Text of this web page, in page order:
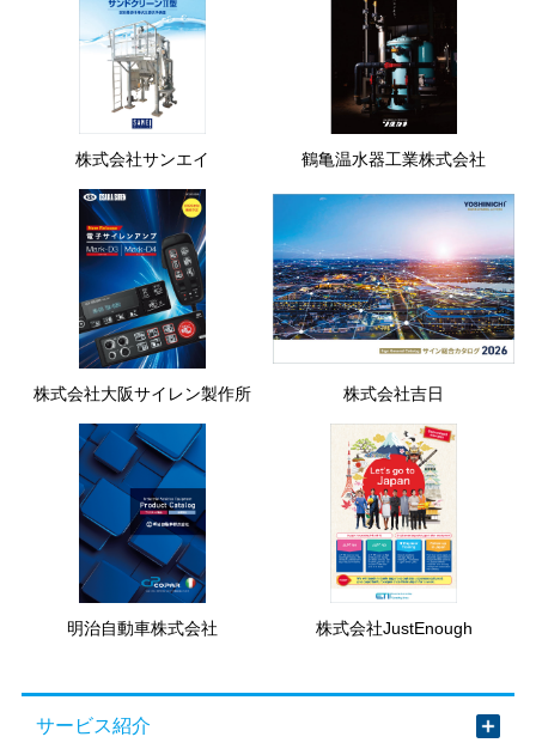
株式会社サンエイ 鶴亀温水器工業株式会社
株式会社大阪サイレン製作所 株式会社吉日
明治自動車株式会社 株式会社JustEnough
サービス紹介